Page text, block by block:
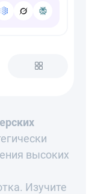
высоких
Изучите